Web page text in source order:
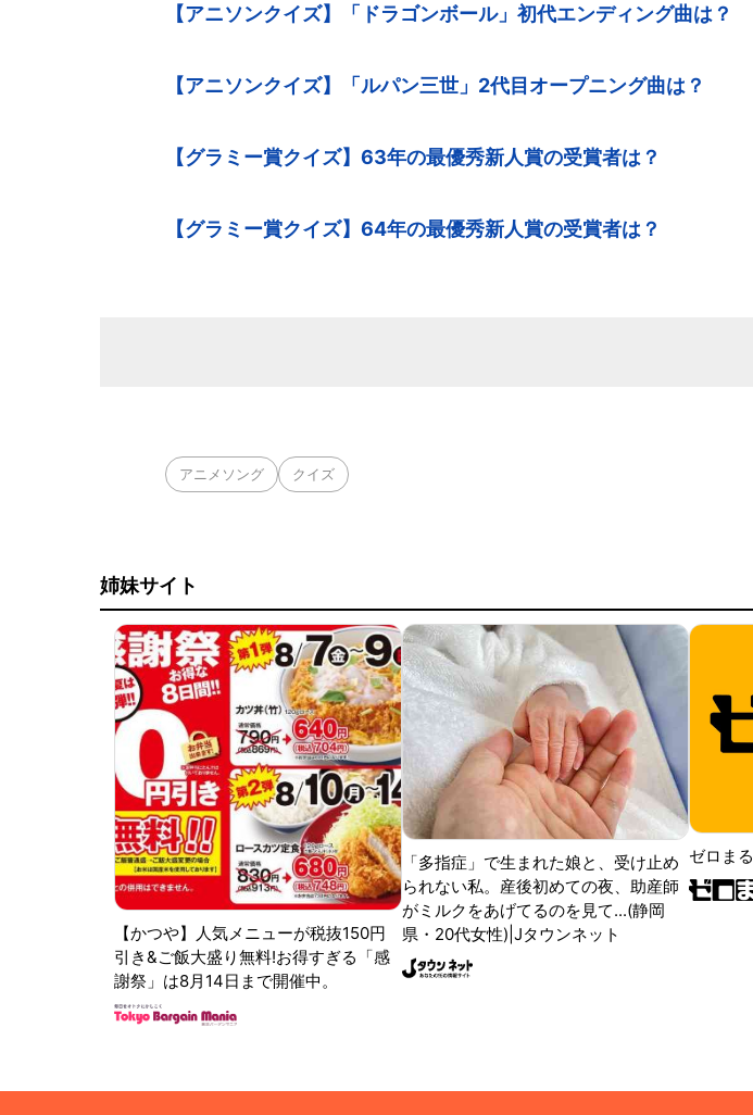
【アニソンクイズ】「ドラゴンボール」初代エンディング曲は？
【アニソンクイズ】「ルパン三世」2代目オープニング曲は？
【グラミー賞クイズ】63年の最優秀新人賞の受賞者は？
【グラミー賞クイズ】64年の最優秀新人賞の受賞者は？
アニメソング クイズ
姉妹サイト
【かつや】人気メニューが税抜150円
引き&ご飯大盛り無料!お得すぎる「感
謝祭」は8月14日まで開催中。
「多指症」で生まれた娘と、受け止め
られない私。産後初めての夜、助産師
がミルクをあげてるのを見て...(静岡
県・20代女性)|Jタウンネット
ゼロまる